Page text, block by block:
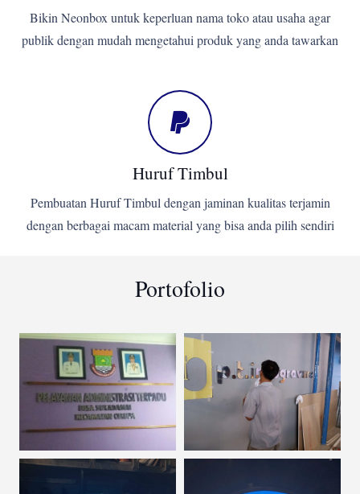
Bikin Neonbox untuk keperluan nama toko atau usaha agar
publik dengan mudah mengetahui produk yang anda tawarkan
Huruf Timbul
Pembuatan Huruf Timbul dengan jaminan kualitas terjamin
dengan berbagai macam material yang bisa anda pilih sendiri
Portofolio